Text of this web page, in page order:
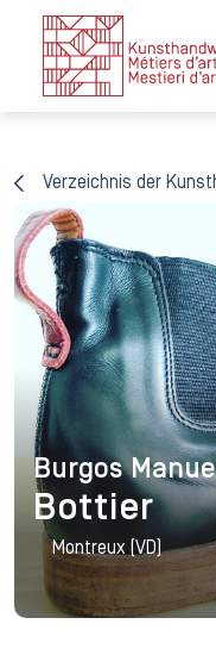
Verzeichnis der
Burgos
Burgos
Bottier
Montreux (VD)